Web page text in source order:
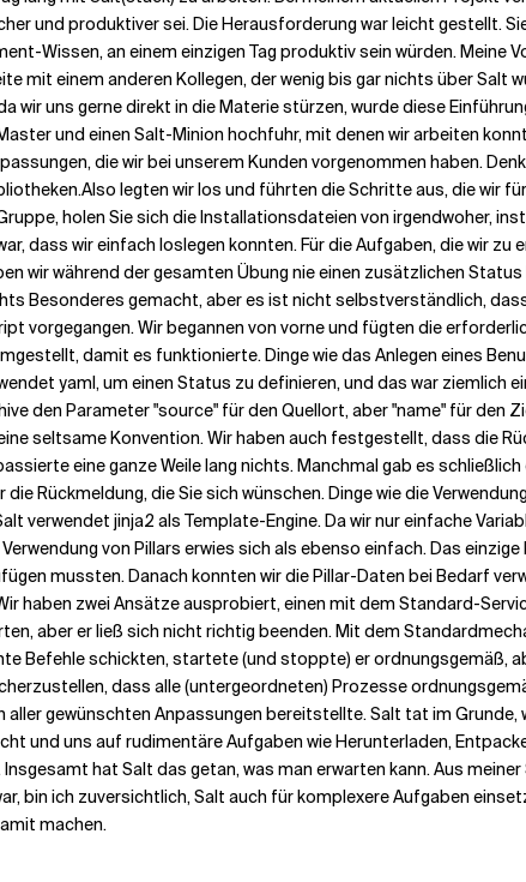
und produktiver sei. Die Herausforderung war leicht gestellt.
Wissen, an einem einzigen Tag produktiv sein würden.Meine
mit einem anderen Kollegen, der wenig bis gar nichts über Salt
wir uns gerne direkt in die Materie stürzen, wurde diese
und einen Salt-Minion hochfuhr, mit denen wir arbeiten
die wir bei unserem Kunden vorgenommen haben.
Also legten wir los und führten die Schritte aus, die wir
holen Sie sich die Installationsdateien von irgendwoher,
dass wir einfach loslegen konnten. Für die Aufgaben, die wir zu
wir während der gesamten Übung nie einen zusätzlichen
Besonderes gemacht, aber es ist nicht selbstverständlich,
vorgegangen. Wir begannen von vorne und fügten die
damit es funktionierte. Dinge wie das Anlegen eines
yaml, um einen Status zu definieren, und das war ziemlich
den Parameter "source" für den Quellort, aber "name" für den
seltsame Konvention. Wir haben auch festgestellt, dass die
eine ganze Weile lang nichts. Manchmal gab es
Rückmeldung, die Sie sich wünschen. Dinge wie die
verwendet jinja2 als Template-Engine. Da wir nur einfache
von Pillars erwies sich als ebenso einfach. Das
mussten. Danach konnten wir die Pillar-Daten bei Bedarf
haben zwei Ansätze ausprobiert, einen mit dem Standard-
aber er ließ sich nicht richtig beenden. Mit dem
Befehle schickten, startete (und stoppte) er ordnungsgemäß,
dass alle (untergeordneten) Prozesse
gewünschten Anpassungen bereitstellte. Salt tat im
und uns auf rudimentäre Aufgaben wie Herunterladen,
hat Salt das getan, was man erwarten kann. Aus
bin ich zuversichtlich, Salt auch für komplexere Aufgaben
machen.